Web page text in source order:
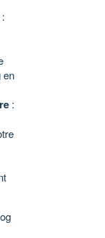
:
en
: